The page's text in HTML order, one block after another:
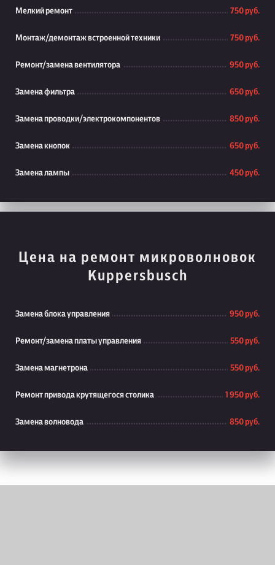
Мелкий ремонт 750 руб.
Монтаж/демонтаж встроенной техники 750 руб.
Ремонт/замена вентилятора 950 руб.
Замена фильтра 650 руб.
Замена проводки/электрокомпонентов 850 руб.
Замена кнопок 650 руб.
Замена лампы 450 руб.
Цена на ремонт микроволновок
Kuppersbusch
Замена блока управления 950 руб.
Ремонт/замена платы управления 550 руб.
Замена магнетрона 550 руб.
Ремонт привода крутящегося столика 1 950 руб.
Замена волновода 850 руб.